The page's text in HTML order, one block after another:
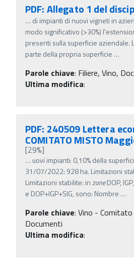
PDF: Allegato 1 del
… di impianti di nuovi vigneti in
modo significativo (>30%)
presenti sulla superficie aziendale.
parte della propria superficie …
Parole chiave: Filiere, Vino,
Ultima modifica:
PDF: 240509 Lettera
COMITATO MISTO
[29%]
… uovi impianti: 0,10% della
31/07/2022: 928 ha. Limitazioni
Limitazioni stabilite: inzoneDOP,
e DOP+IGP+SIG, sono: Nombre …
Parole chiave: Vino -
Documenti
Ultima modifica: